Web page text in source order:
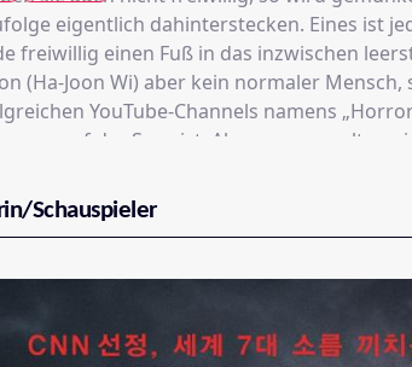
eigentlich dahinterstecken. Eines ist
freiwillig einen Fuß in das inzwischen
(Ha-Joon Wi) aber kein normaler
YouTube-Channels namens
auf der Spur ist. Also versammelt er
bekommt, als ihm lieb ist …
Schauspieler